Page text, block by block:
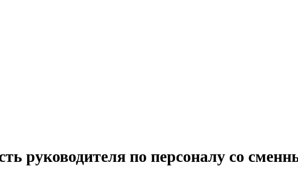
руководителя по персоналу со